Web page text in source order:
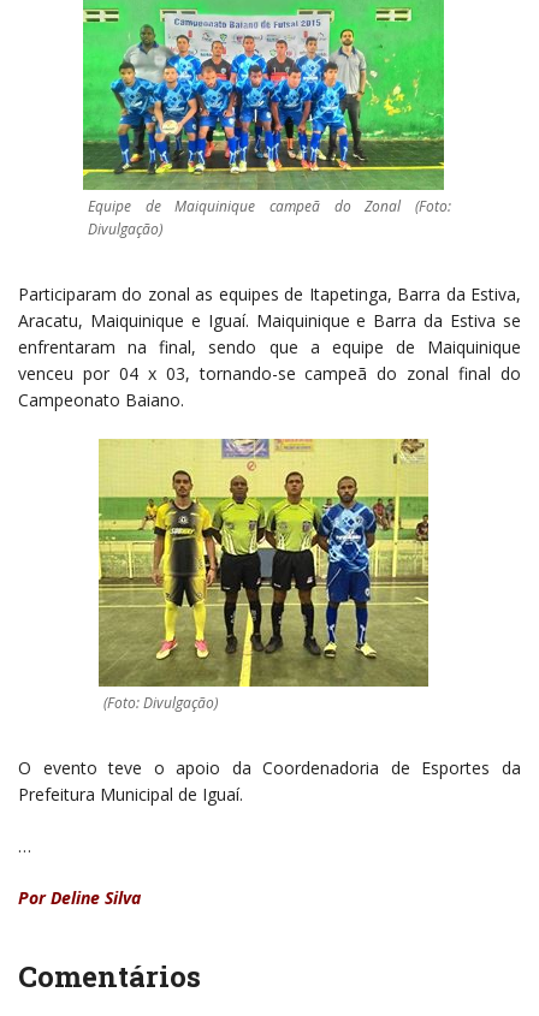
Equipe de Maiquinique campeã do Zonal (Foto:
Divulgação)
Participaram do zonal as equipes de Itapetinga, Barra da Estiva,
Aracatu, Maiquinique e Iguaí. Maiquinique e Barra da Estiva se
enfrentaram na final, sendo que a equipe de Maiquinique
venceu por 04 x 03, tornando-se campeã do zonal final do
Campeonato Baiano.
(Foto: Divulgação)
O evento teve o apoio da Coordenadoria de Esportes da
Prefeitura Municipal de Iguaí.
…
Por Deline Silva
Comentários